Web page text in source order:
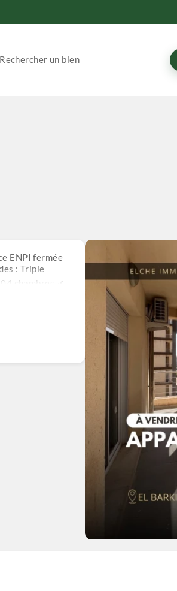
Rechercher un bien
ENPI fermée
: Triple
chambres ✔